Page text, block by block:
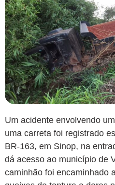
Um acidente envolvendo
uma carreta foi registrado
BR-163, em Sinop, na
dá acesso ao município de
caminhão foi encaminhado